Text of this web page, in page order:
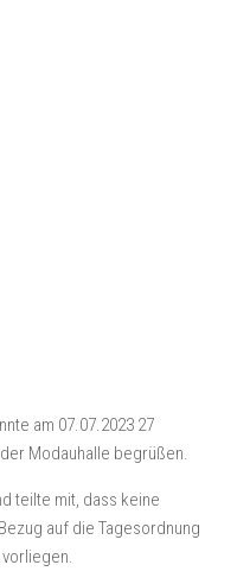
am 07.07.2023 27
Modauhalle begrüßen.
teilte mit, dass keine
auf die Tagesordnung